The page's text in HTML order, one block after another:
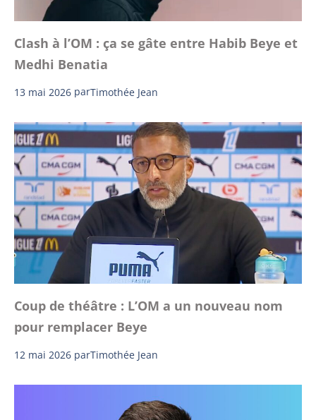
Clash à l’OM : ça se gâte entre Habib Beye et
Medhi Benatia
13 mai 2026 parTimothée Jean
Coup de théâtre : L’OM a un nouveau nom
pour remplacer Beye
12 mai 2026 parTimothée Jean